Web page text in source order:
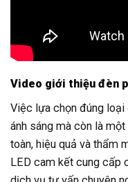
Video giới thiệu đèn
Việc lựa chọn đúng
ánh sáng mà còn là
toàn, hiệu quả và thẩm
LED cam kết cung cấp